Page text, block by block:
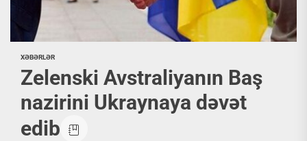
XƏBƏRLƏR
Zelenski Avstraliyanın Baş
nazirini Ukraynaya dəvət
edib